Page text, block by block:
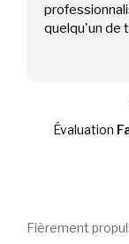
quelqu'un de
Évaluation
Fièrement